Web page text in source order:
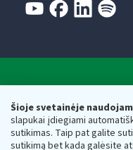
Šioje svetainėje
slapukai įdiegiami
sutikimas. Taip pat galite
sutikimą bet kada galėsite
Respublikos
Biudžetinė įstaiga. Juridinio
adresas: Vasario 16-osios